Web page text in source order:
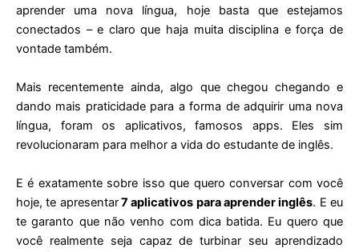
aprender uma nova língua, hoje basta que estejamos
conectados – e claro que haja muita disciplina e força de
vontade também.
Mais recentemente ainda, algo que chegou chegando e
dando mais praticidade para a forma de adquirir uma nova
língua, foram os aplicativos, famosos apps. Eles sim
revolucionaram para melhor a vida do estudante de inglês.
E é exatamente sobre isso que quero conversar com você
hoje, te apresentar7 aplicativos para aprender inglês. E eu
te garanto que não venho com dica batida. Eu quero que
você realmente seja capaz de turbinar seu aprendizado